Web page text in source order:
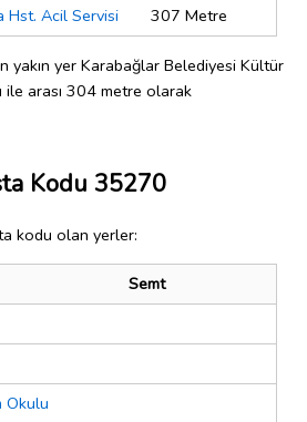
Hst. Acil Servisi
307 Metre
yakın yer Karabağlar Belediyesi Kültür
arası 304 metre olarak
Kodu 35270
kodu olan yerler:
Semt
Okulu